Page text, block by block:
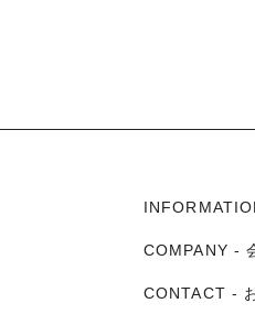
COMPANY -
CONTACT -